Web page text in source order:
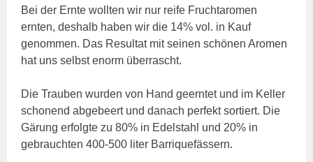
Bei der Ernte wollten wir nur reife Fruchtaromen
ernten, deshalb haben wir die 14% vol. in Kauf
genommen. Das Resultat mit seinen schönen Aromen
hat uns selbst enorm überrascht.
Die Trauben wurden von Hand geerntet und im Keller
schonend abgebeert und danach perfekt sortiert. Die
Gärung erfolgte zu 80% in Edelstahl und 20% in
gebrauchten 400-500 liter Barriquefässern.